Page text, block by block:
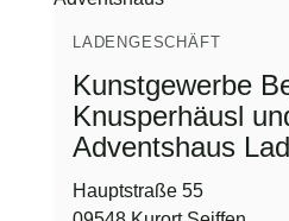
LADENGESCHÄFT
Kunstgewerbe
Knusperhäusl
Adventshaus
Hauptstraße 55